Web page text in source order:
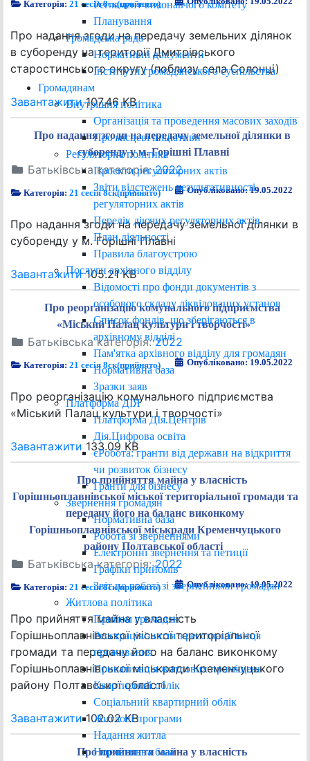
Регламент виконавчого комітету
Планування
Громадська рада
Нормативні документи
Інститути громадянського суспільства
Громадянам
Внутрішня політика
Організація та проведення масових заходів
Про місцеві ініціативи
Регуляторна політика
Проєкти регуляторних актів
Звіти відстежень результативності
регуляторних актів
Перелік діючих регуляторних актів
План діяльності
Правила благоустрою
Послуги архівного відділу
Відомості про фонди документів з
особового складу ліквідованих установ
Список фондів, що зберігаються в
архівному відділі
Пам'ятка архівного відділу для громадян
Нормативна база
Зразки заяв
Платформа ДІЯ
Платформа ДІя.Центрів
Дія.Цифрова освіта
єРобота: гранти від держави на відкриття
чи розвиток бізнесу
Гранти для бізнесу
Звернення громадян
Нормативна база
Робота зі зверненнями
Електронні звернення та петиції
Графіки прийомів
Звіт по роботі зі зверненнями громадян
Житлова політика
Прийом громадян
Реєстрація/зняття з реєстрації місця
проживання
Приватизація житлових приміщень
Квартирний облік
Соціальний квартирний облік
Житлові програми
Надання житла
Нормативна база
Категорія:21 сесія 8ск(прийнято)
Про надання згоди на передачу земельних ділянок
в суборенду на території Дмитрівського
старостинського округу (поблизу села Солонці)
Завантажити107.46 KB
Про надання згоди на передачу земельної ділянки в
суборенду у м. Горішні Плавні
Батьківська категорія:2022
Категорія:21 сесія 8ск(прийнято) Опубліковано: 19.05.2022
Про надання згоди на передачу земельної ділянки в
суборенду у м. Горішні Плавні
Завантажити105.21 KB
Про реорганізацію комунального підприємства
«Міський Палац культури і творчості»
Батьківська категорія:2022
Категорія:21 сесія 8ск(прийнято) Опубліковано: 19.05.2022
Про реорганізацію комунального підприємства
«Міський Палац культури і творчості»
Завантажити 133.09 KB
Про прийняття майна у власність
Горішньоплавнівської міської територіальної громади та
передачу його на баланс виконкому
Горішньоплавнівської міськради Кременчуцького
району Полтавської області
Батьківська категорія:2022
Категорія:21 сесія 8ск(прийнято) Опубліковано: 19.05.2022
Про прийняття майна у власність
Горішньоплавнівської міської територіальної
громади та передачу його на баланс виконкому
Горішньоплавнівської міськради Кременчуцького
району Полтавської області
Завантажити102.02 KB
Про прийняття майна у власність